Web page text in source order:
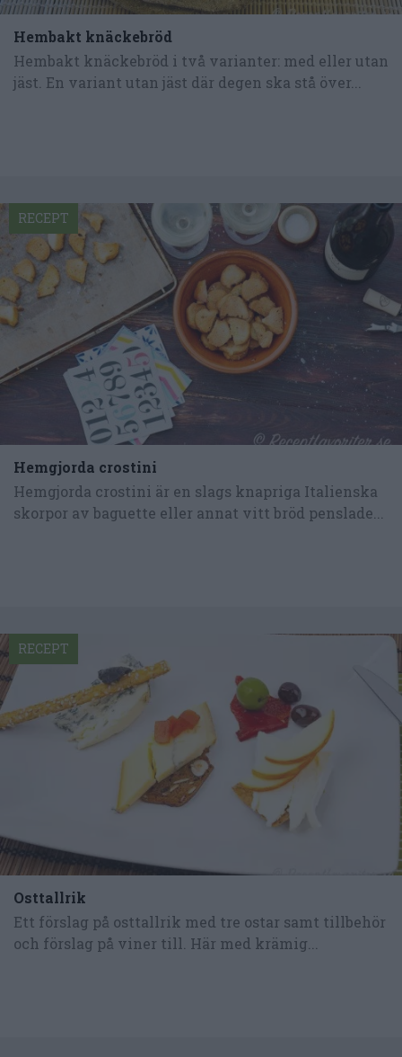
Hembakt knäckebröd
Hembakt knäckebröd i två varianter: med eller utan
jäst. En variant utan jäst där degen ska stå över...
Hemgjorda crostini
Hemgjorda crostini är en slags knapriga Italienska
skorpor av baguette eller annat vitt bröd penslade...
RECEPT
Osttallrik
Ett förslag på osttallrik med tre ostar samt tillbehör
och förslag på viner till. Här med krämig...
RECEPT